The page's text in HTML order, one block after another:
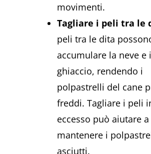
movimenti.
Tagliare i peli tra le
peli tra le dita
accumulare la neve e
ghiaccio, rendendo i
polpastrelli del cane
freddi. Tagliare i peli
eccesso può aiutare a
mantenere i
asciutti.